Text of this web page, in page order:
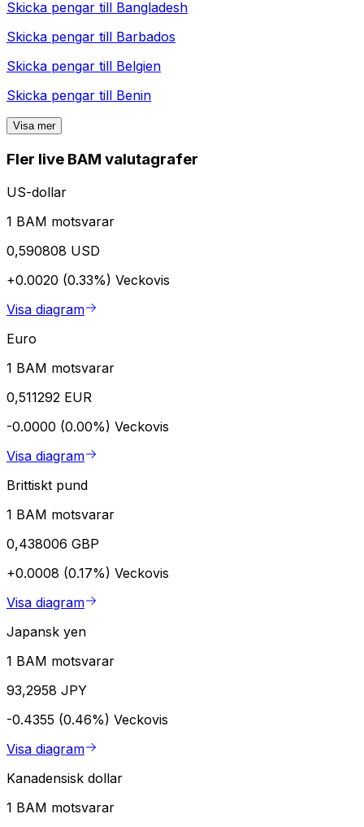
Skicka pengar till Bangladesh
Skicka pengar till Barbados
Skicka pengar till Belgien
Skicka pengar till Benin
Visa mer
Fler live BAM valutagrafer
US-dollar
1 BAM motsvarar
0,590808 USD
+0.0020 (0.33%) Veckovis
Visa diagram
Euro
1 BAM motsvarar
0,511292 EUR
-0.0000 (0.00%) Veckovis
Visa diagram
Brittiskt pund
1 BAM motsvarar
0,438006 GBP
+0.0008 (0.17%) Veckovis
Visa diagram
Japansk yen
1 BAM motsvarar
93,2958 JPY
-0.4355 (0.46%) Veckovis
Visa diagram
Kanadensisk dollar
1 BAM motsvarar